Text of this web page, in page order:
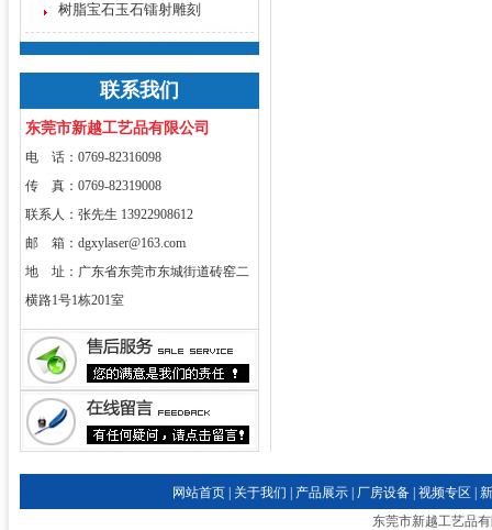
树脂宝石玉石镭射雕刻
联系我们
东莞市新越工艺品有限公司
电 话：0769-82316098
传 真：0769-82319008
联系人：张先生 13922908612
邮 箱：dgxylaser@163.com
地 址：广东省东莞市东城街道砖窑二
横路1号1栋201室
网站首页 关于我们 产品展示 厂房设备 视频专区
东莞市新越工艺品